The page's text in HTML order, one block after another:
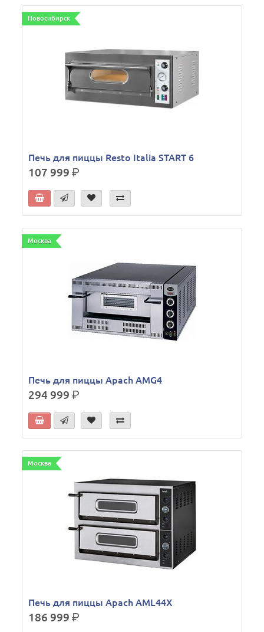
Новосибирск
Печь для пиццы Resto Italia START 6
107 999р.
Москва
Печь для пиццы Apach AMG4
294 999р.
Москва
Печь для пиццы Apach AML44X
186 999р.